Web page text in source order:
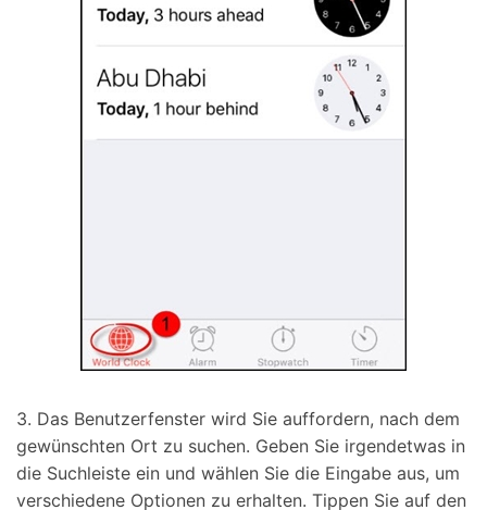
3. Das Benutzerfenster wird Sie auffordern, nach dem
gewünschten Ort zu suchen. Geben Sie irgendetwas in
die Suchleiste ein und wählen Sie die Eingabe aus, um
verschiedene Optionen zu erhalten. Tippen Sie auf den